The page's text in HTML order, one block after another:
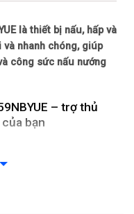
là thiết bị nấu, hấp và
nhanh chóng, giúp
công sức nấu nướng
– trợ thủ
bạn
Bản, được thành lập